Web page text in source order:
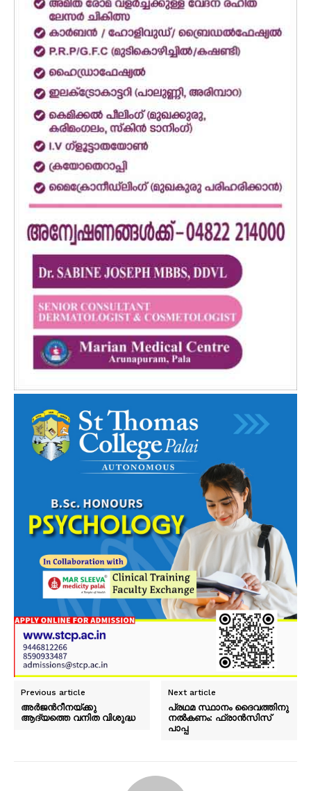
Previous article
അർജന്‍റീനയ്ക്കു
ആദ്യത്തെ വനിത വിശുദ്ധ
Next article
പ്രഥമ സ്ഥാനം ദൈവത്തിനു
നൽകണം: ഫ്രാൻസിസ്
പാപ്പ